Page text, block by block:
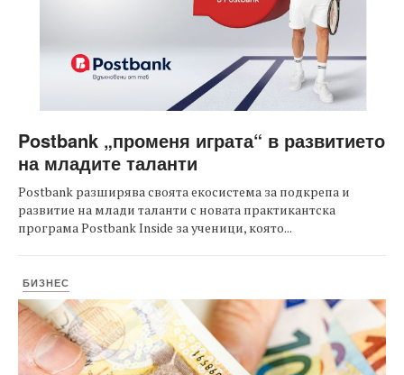
Postbank „променя играта“ в развитието
на младите таланти
Postbank разширява своята екосистема за подкрепа и
развитие на млади таланти с новата практикантска
програма Postbank Inside за ученици, която...
БИЗНЕС